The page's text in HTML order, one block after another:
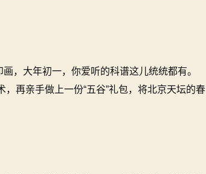
，大年初一，你爱听的科谱这儿统统都有。
再亲手做上一份“五谷”礼包，将北京天坛的春